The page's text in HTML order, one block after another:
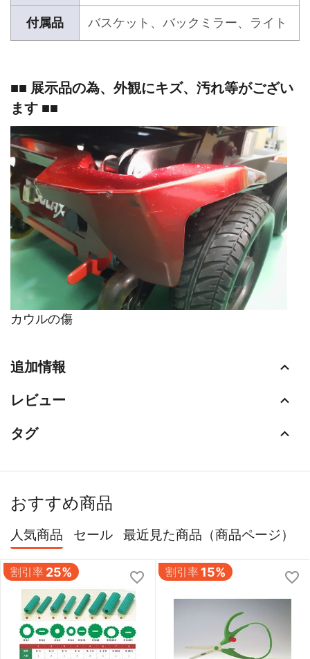
付属品 バスケット、バックミラー、ライト
■■ 展示品の為、外観にキズ、汚れ等がござい
ます ■■
カウルの傷
追加情報
レビュー
タグ
おすすめ商品
人気商品 セール 最近見た商品（商品ページ）
割引率 25% 割引率 15%